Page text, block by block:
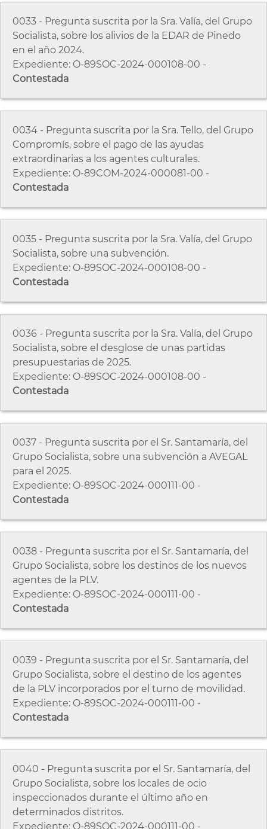
0033 - Pregunta suscrita por la Sra. Valía, del Grupo
Socialista, sobre los alivios de la EDAR de Pinedo
en el año 2024.
Expediente: O-89SOC-2024-000108-00 -
Contestada
0034 - Pregunta suscrita por la Sra. Tello, del Grupo
Compromís, sobre el pago de las ayudas
extraordinarias a los agentes culturales.
Expediente: O-89COM-2024-000081-00 -
Contestada
0035 - Pregunta suscrita por la Sra. Valía, del Grupo
Socialista, sobre una subvención.
Expediente: O-89SOC-2024-000108-00 -
Contestada
0036 - Pregunta suscrita por la Sra. Valía, del Grupo
Socialista, sobre el desglose de unas partidas
presupuestarias de 2025.
Expediente: O-89SOC-2024-000108-00 -
Contestada
0037 - Pregunta suscrita por el Sr. Santamaría, del
Grupo Socialista, sobre una subvención a AVEGAL
para el 2025.
Expediente: O-89SOC-2024-000111-00 -
Contestada
0038 - Pregunta suscrita por el Sr. Santamaría, del
Grupo Socialista, sobre los destinos de los nuevos
agentes de la PLV.
Expediente: O-89SOC-2024-000111-00 -
Contestada
0039 - Pregunta suscrita por el Sr. Santamaría, del
Grupo Socialista, sobre el destino de los agentes
de la PLV incorporados por el turno de movilidad.
Expediente: O-89SOC-2024-000111-00 -
Contestada
0040 - Pregunta suscrita por el Sr. Santamaría, del
Grupo Socialista, sobre los locales de ocio
inspeccionados durante el último año en
determinados distritos.
Expediente: O-89SOC-2024-000111-00 -